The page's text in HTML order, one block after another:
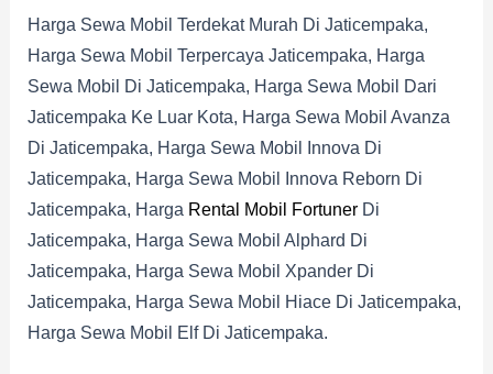
Harga Sewa Mobil Terdekat Murah Di Jaticempaka,
Harga Sewa Mobil Terpercaya Jaticempaka, Harga
Sewa Mobil Di Jaticempaka, Harga Sewa Mobil Dari
Jaticempaka Ke Luar Kota, Harga Sewa Mobil Avanza
Di Jaticempaka, Harga Sewa Mobil Innova Di
Jaticempaka, Harga Sewa Mobil Innova Reborn Di
Jaticempaka, Harga Rental Mobil FortunerDi
Jaticempaka, Harga Sewa Mobil Alphard Di
Jaticempaka, Harga Sewa Mobil Xpander Di
Jaticempaka, Harga Sewa Mobil Hiace Di Jaticempaka,
Harga Sewa Mobil Elf Di Jaticempaka.